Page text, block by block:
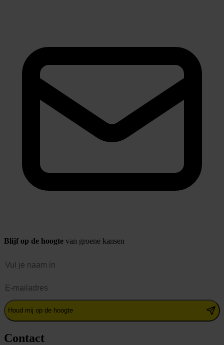
Blijf op de hoogte van groene kansen
Houd mij op de hoogte
Contact